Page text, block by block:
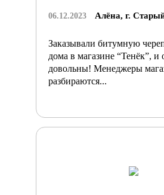
06.12.2023 Алёна, г.
Заказывали битумную
дома в магазине “Тенёк”, и
довольны! Менеджеры
разбираются...